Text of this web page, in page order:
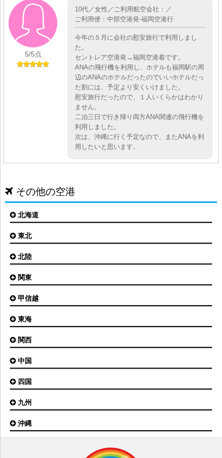
5/5点
10代／女性／ご利用航空会社：／
ご利用便：中部空港発-福岡空港行
今年の５月に会社の慰安旅行で利用しまし
た。
セントレア空港発→福岡空港着です。
ANAの飛行機を利用し、ホテルも福岡駅の周
辺のANAのホテルだったのでいいホテルだっ
た割には、予定より安くいけました。
慰安旅行だったので、１人いくらかはわかり
ません。
二泊三日で行き帰り両方ANA関連の飛行機を
利用しました。
次は、沖縄に行く予定なので、またANAを利
用したいと思います。
その他の空港
北海道
札幌(新千歳)空港
旭川空港
オホーツク紋別空港
釧路空港
稚内空港
とかち帯広空港
根室中標津空港
奥尻空港
利尻空港
東北
仙台空港
青森空港
三沢空港
福島空港
大館能代空港
庄内空港
山形空港
北陸
小松空港
能登空港
関東
東京(羽田)空港
茨城空港
八丈島空港
甲信越
新潟空港
東海
名古屋(中部)空港
静岡空港
関西
大阪(伊丹)空港
神戸空港
南紀白浜空港
但馬空港
中国
広島空港
山口宇部空港
出雲空港
米子空港
四国
松山空港
徳島空港
九州
福岡空港
鹿児島空港
沖縄